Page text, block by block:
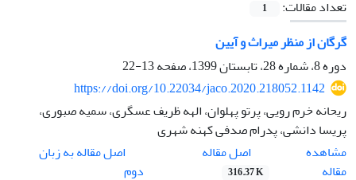
تعداد مقالات:
1
گرگان از منظر میراث و آیین
دوره 8، شماره 28، تابستان 1399، صفحه
13-22
https://doi.org/10.22034/jaco.2020.218052.1142
ریحانه خرم رویی، پرتو پهلوان، الهه ظریف عسگری، سمیه صبوری،
پریسا دانشی، پدرام صدفی کهنه شهری
مشاهده
مقاله
اصل مقاله
316.37 K
اصل مقاله به زبان
دوم